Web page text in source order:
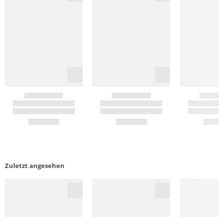
Zuletzt angesehen